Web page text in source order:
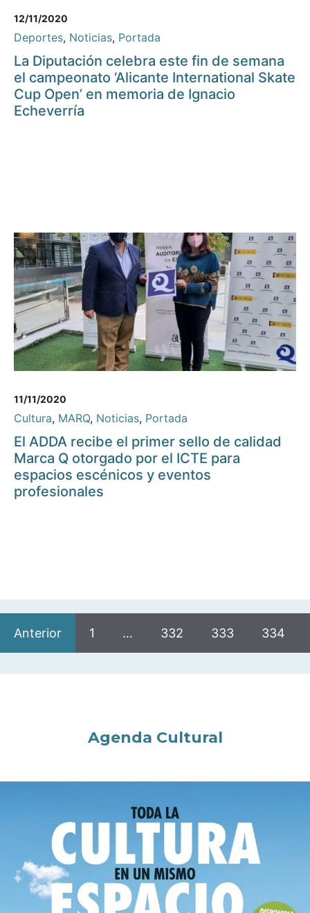
12/11/2020
Deportes, Noticias, Portada
La Diputación celebra este fin de semana
el campeonato ‘Alicante International Skate
Cup Open’ en memoria de Ignacio
Echeverría
11/11/2020
Cultura, MARQ, Noticias, Portada
El ADDA recibe el primer sello de calidad
Marca Q otorgado por el ICTE para
espacios escénicos y eventos
profesionales
Anterior 1 … 332 333 334
Agenda Cultural